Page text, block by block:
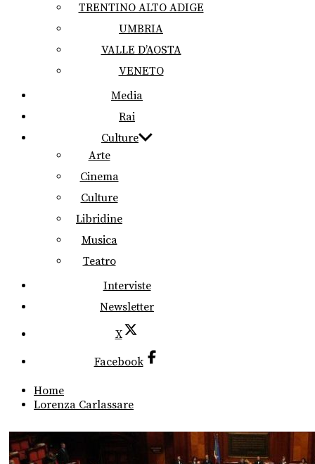
TRENTINO ALTO ADIGE
UMBRIA
VALLE D’AOSTA
VENETO
Media
Rai
Culture
Arte
Cinema
Culture
Libridine
Musica
Teatro
Interviste
Newsletter
X
Facebook
Home
Lorenza Carlassare